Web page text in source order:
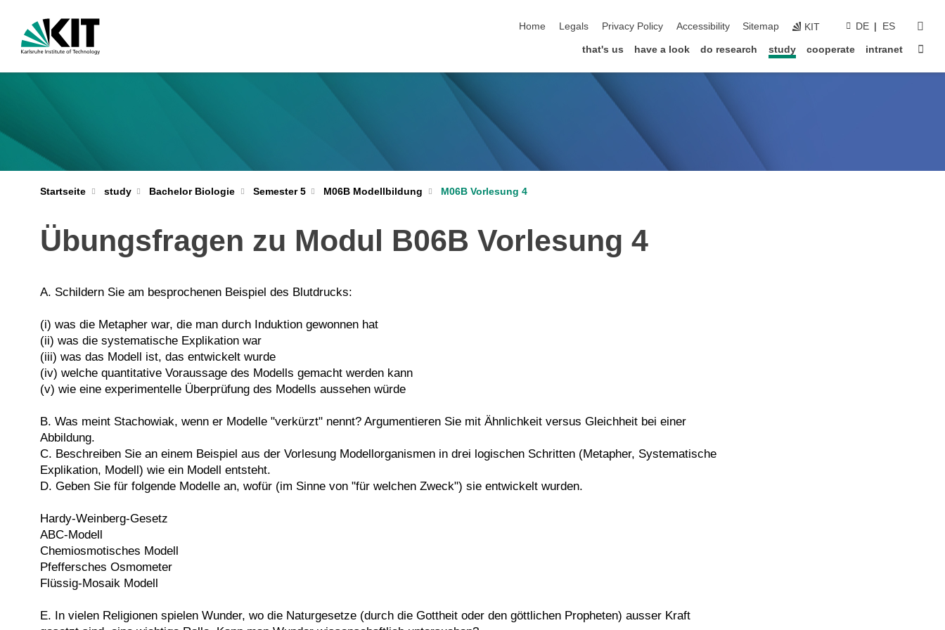
Home
Legals Privacy Policy Accessibility Sitemap KIT DE ES
that's us have a look do research study cooperate intranet
Startseite study Bachelor Biologie Semester 5 M06B Modellbildung M06B Vorlesung 4
Übungsfragen zu Modul B06B Vorlesung 4
A. Schildern Sie am besprochenen Beispiel des Blutdrucks:
(i) was die Metapher war, die man durch Induktion gewonnen hat
(ii) was die systematische Explikation war
(iii) was das Modell ist, das entwickelt wurde
(iv) welche quantitative Voraussage des Modells gemacht werden kann
(v) wie eine experimentelle Überprüfung des Modells aussehen würde
B. Was meint Stachowiak, wenn er Modelle "verkürzt" nennt? Argumentieren Sie mit Ähnlichkeit versus Gleichheit bei einer
Abbildung.
C. Beschreiben Sie an einem Beispiel aus der Vorlesung Modellorganismen in drei logischen Schritten (Metapher, Systematische
Explikation, Modell) wie ein Modell entsteht.
D. Geben Sie für folgende Modelle an, wofür (im Sinne von "für welchen Zweck") sie entwickelt wurden.
Hardy-Weinberg-Gesetz
ABC-Modell
Chemiosmotisches Modell
Pfeffersches Osmometer
Flüssig-Mosaik Modell
E. In vielen Religionen spielen Wunder, wo die Naturgesetze (durch die Gottheit oder den göttlichen Propheten) ausser Kraft